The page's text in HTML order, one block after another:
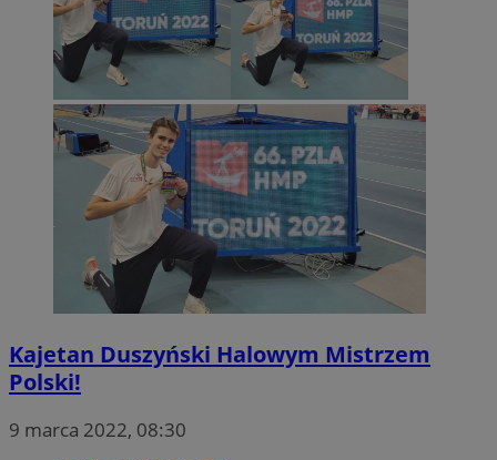
Kajetan Duszyński Halowym Mistrzem
Polski!
9 marca 2022, 08:30